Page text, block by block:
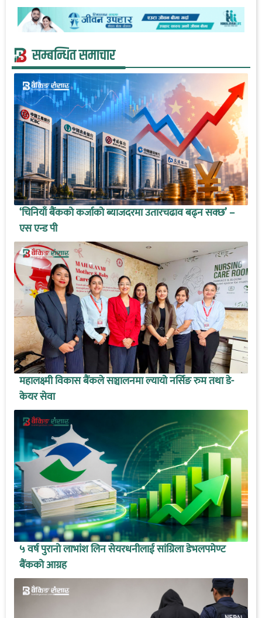
सम्बन्धित समाचार
‘चिनियाँ बैंकको कर्जाको ब्याजदरमा उतारचढाव बढ्न सक्छ’ –
एस एन्ड पी
महालक्ष्मी विकास बैंकले सञ्चालनमा ल्यायो नर्सिङ रुम तथा डे-
केयर सेवा
५ वर्ष पुरानो लाभांश लिन सेयरधनीलाई सांग्रिला डेभलपमेण्ट
बैंकको आग्रह